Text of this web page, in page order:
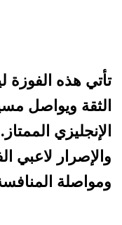
تأتي هذه الفوزة
الثقة ويواصل
الإنجليزي
والإصرار لاعبي
ومواصلة